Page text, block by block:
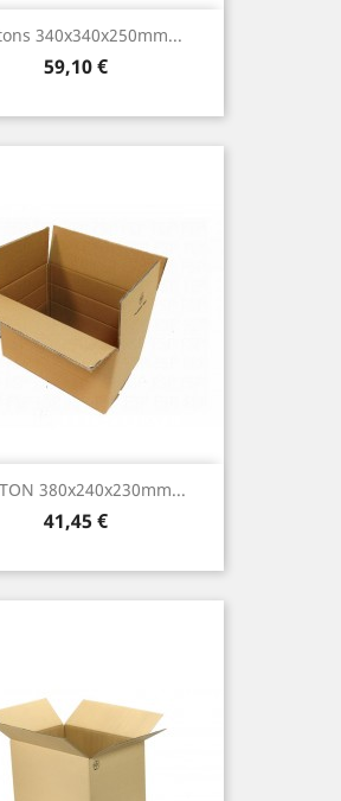
340x340x250mm...
Preis
59,10 €
380x240x230mm...
Preis
41,45 €